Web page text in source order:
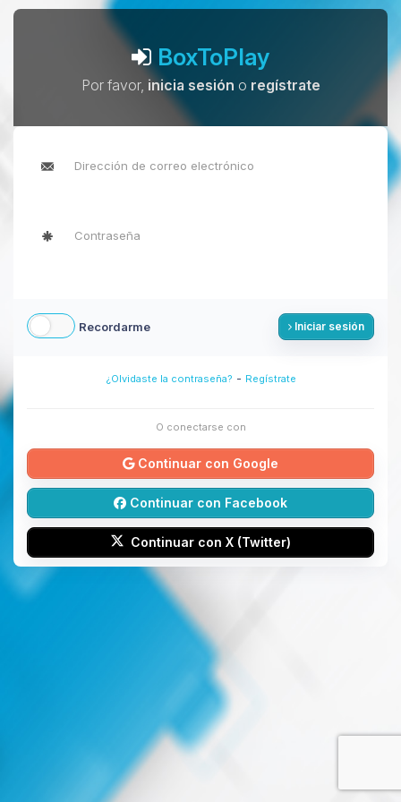
BoxToPlay
Por favor, inicia sesión o regístrate
Recordarme Iniciar sesión
¿Olvidaste la contraseña? - Regístrate
O conectarse con
Continuar con Google
Continuar con Facebook
Continuar con X (Twitter)